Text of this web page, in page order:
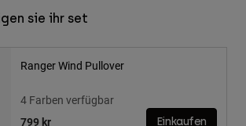
sie ihr set
Ranger Wind Pullover
4 Farben verfügbar
799 kr
Einkaufen